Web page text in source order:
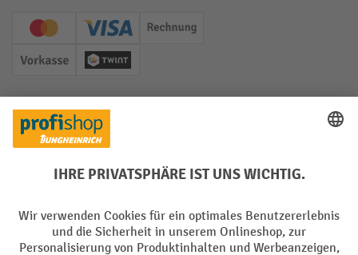
Creditcard (Master)Creditcard (Visa)
Rechnung
Vorkasse Twint
Soziale Netzwerke
Facebook
YouTube
LinkedInInstagram
Sprachen
DE FR